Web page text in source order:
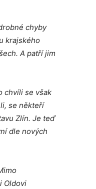
chyby
krajského
A patří jim
chvíli se však
se někteří
Zlín. Je teď
dle nových
Oldovi